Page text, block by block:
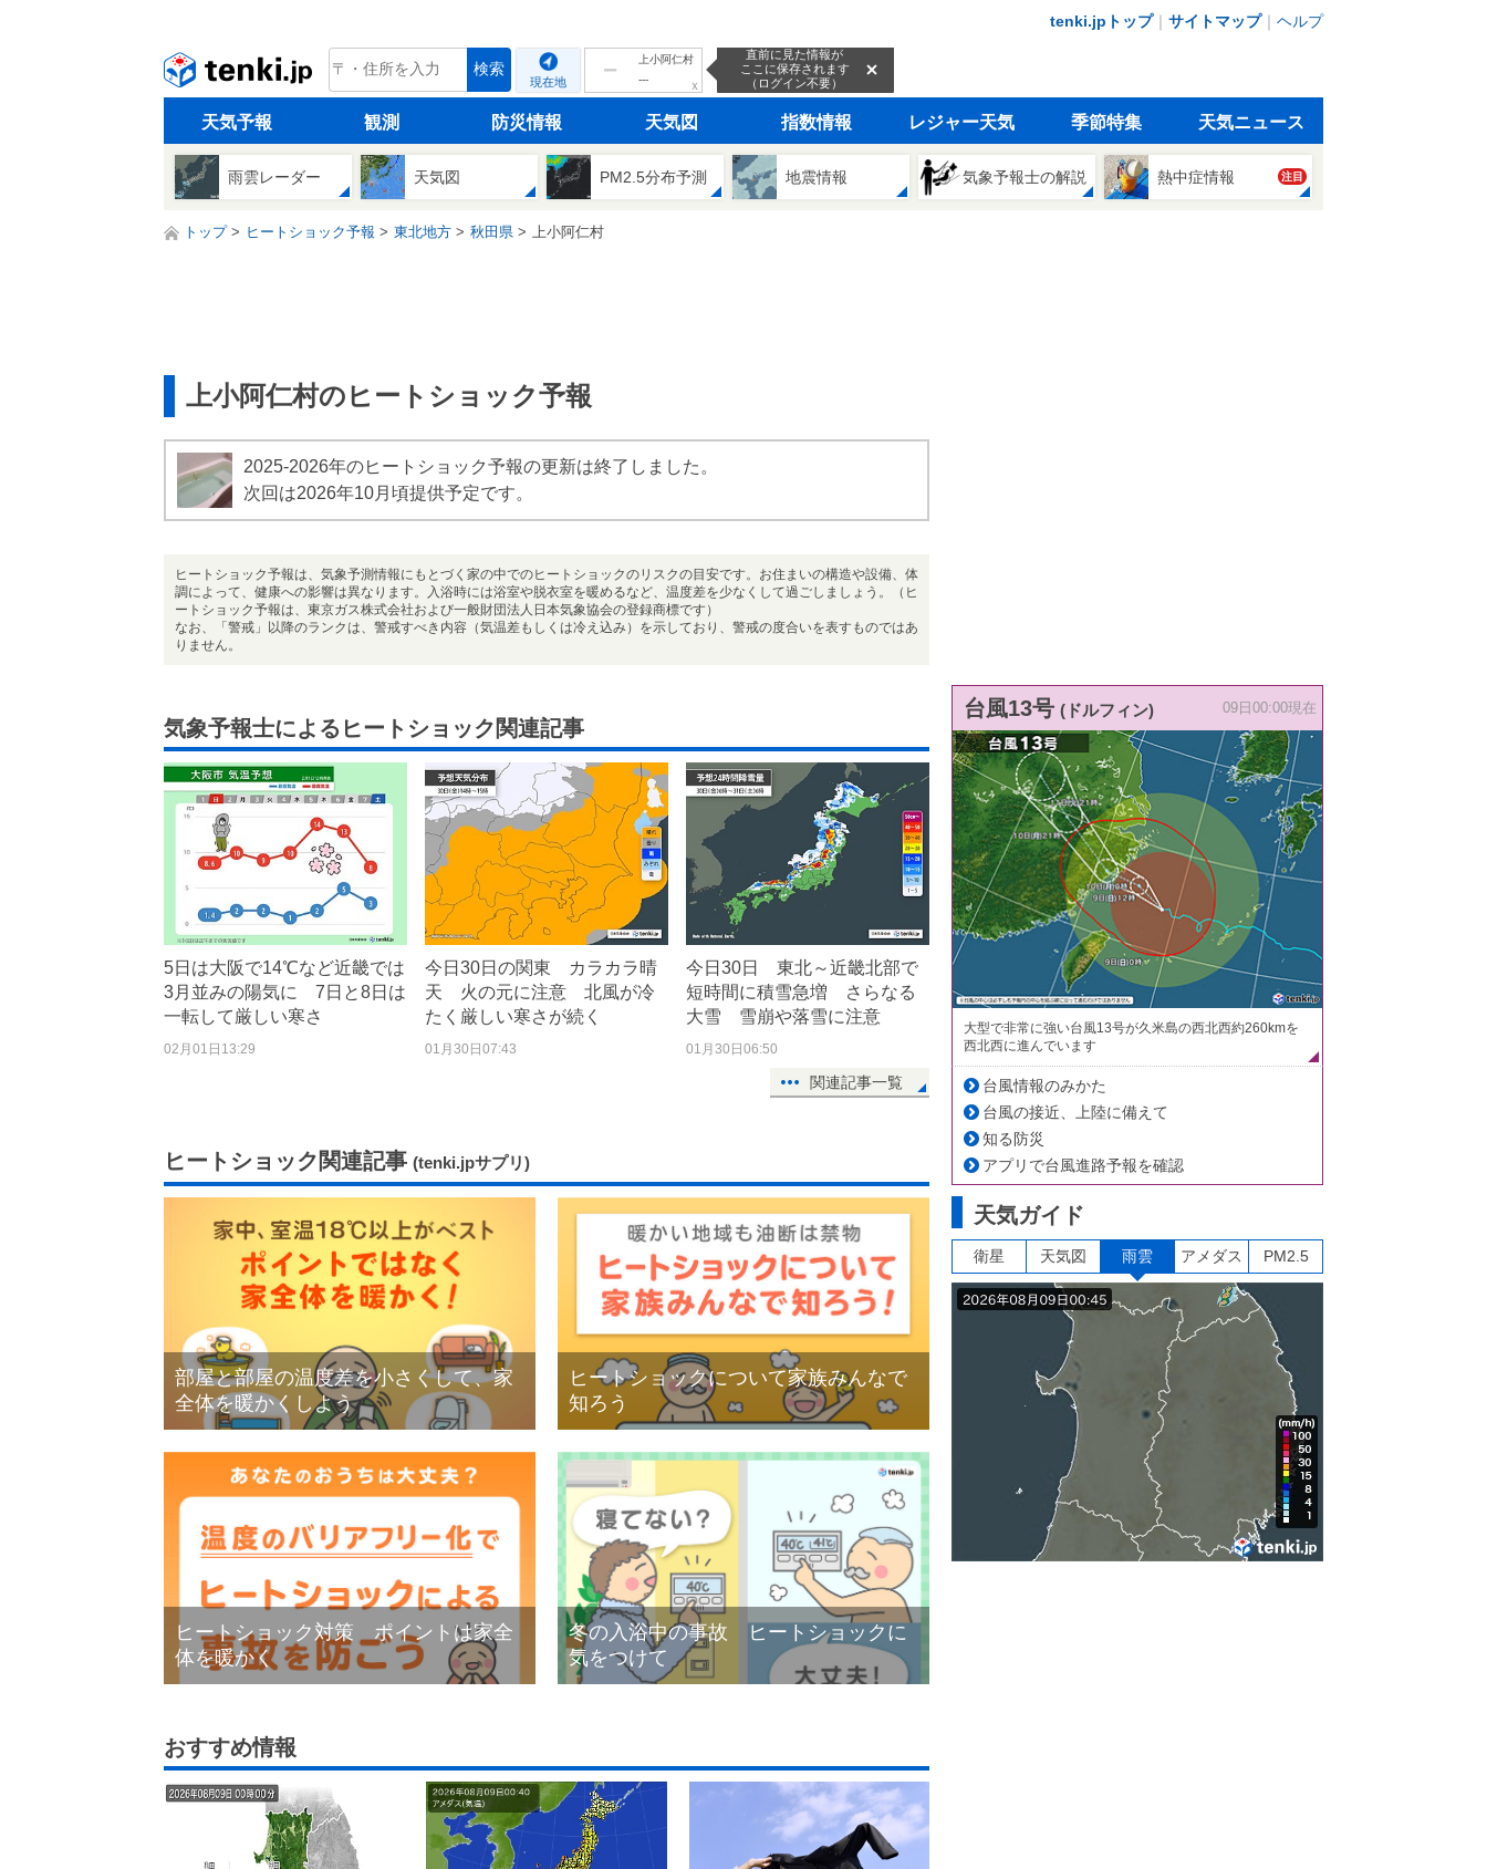
tenki.jpトップ｜ サイトマップ｜ ヘルプ
tenki.jp 検索
現在地
上小阿仁村
---
ｘ
直前に見た情報が
ここに保存されます
（ログイン不要）
天気予報 観測 防災情報 天気図 指数情報 レジャー天気 季節特集 天気ニュース
雨雲レーダー 天気図 PM2.5分布予測 地震情報 気象予報士の解説 熱中症情報 注目
トップ ヒートショック予報 東北地方 秋田県 上小阿仁村
上小阿仁村のヒートショック予報
2025-2026年のヒートショック予報の更新は終了しました。
次回は2026年10月頃提供予定です。
ヒートショック予報は、気象予測情報にもとづく家の中でのヒートショックのリスクの目安です。お住まいの構造や設備、体
調によって、健康への影響は異なります。入浴時には浴室や脱衣室を暖めるなど、温度差を少なくして過ごしましょう。（ヒ
ートショック予報は、東京ガス株式会社および一般財団法人日本気象協会の登録商標です）
なお、「警戒」以降のランクは、警戒すべき内容（気温差もしくは冷え込み）を示しており、警戒の度合いを表すものではあ
りません。
気象予報士によるヒートショック関連記事
5日は大阪で14℃など近畿では
3月並みの陽気に 7日と8日は
一転して厳しい寒さ
02月01日13:29
今日30日の関東 カラカラ晴
天 火の元に注意 北風が冷
たく厳しい寒さが続く
01月30日07:43
今日30日 東北～近畿北部で
短時間に積雪急増 さらなる
大雪 雪崩や落雪に注意
01月30日06:50
関連記事一覧
ヒートショック関連記事 (tenki.jpサプリ)
部屋と部屋の温度差を小さくして、家
全体を暖かくしよう
ヒートショックについて家族みんなで
知ろう
ヒートショック対策 ポイントは家全
体を暖かく
冬の入浴中の事故 ヒートショックに
気をつけて
おすすめ情報
台風13号 (ドルフィン) 09日00:00現在
大型で非常に強い台風13号が久米島の西北西約260kmを
西北西に進んでいます
台風情報のみかた
台風の接近、上陸に備えて
知る防災
アプリで台風進路予報を確認
天気ガイド
衛星 天気図 雨雲 アメダス PM2.5